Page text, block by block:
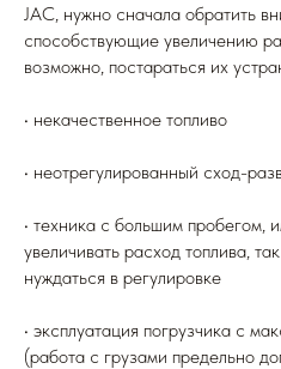
JAC, нужно сначала обратить
способствующие увеличению
возможно, постараться их
• некачественное топливо
• неотрегулированный сход-
• техника с большим
увеличивать расход топлива,
нуждаться в регулировке
• эксплуатация погрузчика с
(работа с грузами предельно